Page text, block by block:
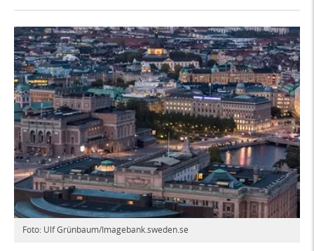
Foto: Ulf Grünbaum/Imagebank.sweden.se